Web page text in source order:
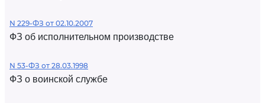
N 229-ФЗ от 02.10.2007
ФЗ об исполнительном производстве
N 53-ФЗ от 28.03.1998
ФЗ о воинской службе